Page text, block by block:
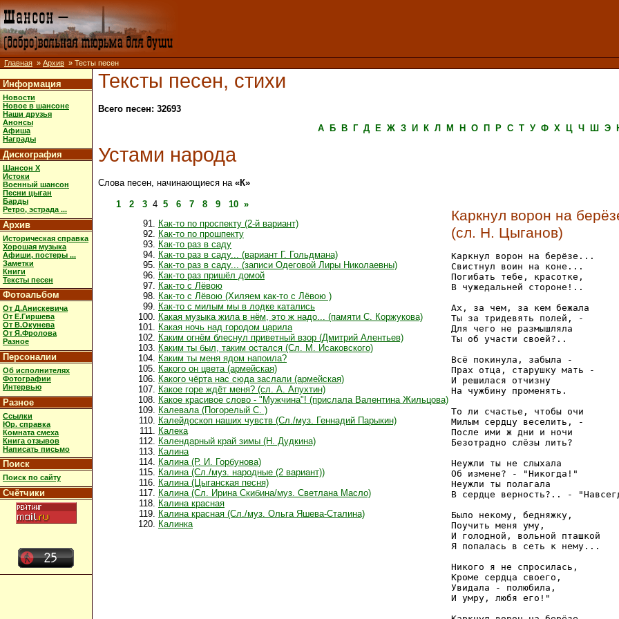
Главная » Архив » Тесты песен
Информация
Новости
Новое в шансоне
Наши друзья
Анонсы
Афиша
Награды
Дискография
Шансон X
Истоки
Военный шансон
Песни цыган
Барды
Ретро, эстрада ...
Архив
Историческая справка
Хорошая музыка
Афиши, постеры ...
Заметки
Книги
Тексты песен
Фотоальбом
От Д.Анискевича
От Е.Гиршева
От В.Окунева
От Я.Фролова
Разное
Персоналии
Об исполнителях
Фотографии
Интервью
Разное
Ссылки
Юр. справка
Комната смеха
Книга отзывов
Написать письмо
Поиск
Поиск по сайту
Счётчики
Тексты песен, стихи
Всего песен: 32693
А
Б В Г Д Е Ж З И К Л М Н О П Р С Т У Ф Х Ц Ч Ш Э
Устами народа
Слова песен, начинающиеся на «К»
1 2 3 4 5 6 7 8 9 10 »
Как-то по проспекту (2-й вариант)
Как-то по прошпекту
Как-то раз в саду
Как-то раз в саду... (вариант Г. Гольдмана)
Как-то раз в саду... (записи Одеговой Лиры Николаевны)
Как-то раз пришёл домой
Как-то с Лёвою
Как-то с Лёвою (Хиляем как-то с Лёвою )
Как-то с милым мы в лодке катались
Какая музыка жила в нём, это ж надо... (памяти С. Коржукова)
Какая ночь над городом царила
Каким огнём блеснул приветный взор (Дмитрий Алентьев)
Каким ты был, таким остался (Сл. М. Исаковского)
Каким ты меня ядом напоила?
Какого он цвета (армейская)
Какого чёрта нас сюда заслали (армейская)
Какое горе ждёт меня? (сл. А. Апухтин)
Какое красивое слово - "Мужчина"! (прислала Валентина Жильцова)
Калевала (Погорелый С. )
Калейдоскоп наших чувств (Сл./муз. Геннадий Парыкин)
Калека
Календарный край зимы (Н. Дудкина)
Калина
Калина (Р. И. Горбунова)
Калина (Сл./муз. народные (2 вариант))
Калина (Цыганская песня)
Калина (Сл. Ирина Скибина/муз. Светлана Масло)
Калина красная
Калина красная (Сл./муз. Ольга Яшева-Сталина)
Калинка
Каркнул ворон на
(сл. Н. Цыганов)
Каркнул ворон на берёзе...
Свистнул воин на коне...
Погибать тебе, красотке,
В чужедальней стороне!..
Ах, за чем, за кем бежала
Ты за тридевять полей, -
Для чего не размышляла
Ты об участи своей?..
Всё покинула, забыла -
Прах отца, старушку мать -
И решилася отчизну
На чужбину променять.
То ли счастье, чтобы очи
Милым сердцу веселить, -
После ими ж дни и ночи
Безотрадно слёзы лить?
Неужли ты не слыхала
Об измене? - "Никогда!"
Неужли ты полагала
В сердце верность?.. -
Было некому, бедняжку,
Поучить меня уму,
И голодной, вольной пташкой
Я попалась в сеть к нему...
Никого я не спросилась,
Кроме сердца своего,
Увидала - полюбила,
И умру, любя его!"